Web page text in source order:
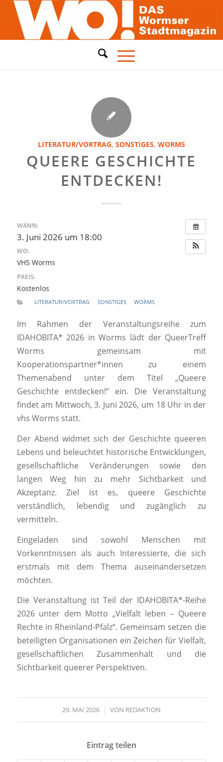
LITERATUR/VORTRAG, SONSTIGES, WORMS
QUEERE GESCHICHTE
ENTDECKEN!
WANN:
3. Juni 2026 um 18:00
WO:
VHS Worms
PREIS:
Kostenlos
LITERATUR/VORTRAG SONSTIGES WORMS
Im Rahmen der Veranstaltungsreihe zum
IDAHOBITA* 2026 in Worms lädt der QueerTreff
Worms gemeinsam mit
Kooperationspartner*innen zu einem
Themenabend unter dem Titel „Queere
Geschichte entdecken!“ ein. Die Veranstaltung
findet am Mittwoch, 3. Juni 2026, um 18 Uhr in der
vhs Worms statt.
Der Abend widmet sich der Geschichte queeren
Lebens und beleuchtet historische Entwicklungen,
gesellschaftliche Veränderungen sowie den
langen Weg hin zu mehr Sichtbarkeit und
Akzeptanz. Ziel ist es, queere Geschichte
verständlich, lebendig und zugänglich zu
vermitteln.
Eingeladen sind sowohl Menschen mit
Vorkenntnissen als auch Interessierte, die sich
erstmals mit dem Thema auseinandersetzen
möchten.
Die Veranstaltung ist Teil der IDAHOBITA*-Reihe
2026 unter dem Motto „Vielfalt leben – Queere
Rechte in Rheinland-Pfalz“. Gemeinsam setzen die
beteiligten Organisationen ein Zeichen für Vielfalt,
gesellschaftlichen Zusammenhalt und die
Sichtbarkeit queerer Perspektiven.
29. MAI 2026
/ VON REDAKTION
Eintrag teilen